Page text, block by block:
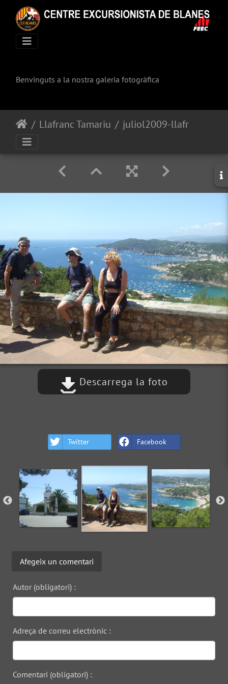
Benvinguts a la nostra galeria fotogràfica
Llafranc Tamariu
Descarrega la foto
Twitter Facebook
Afegeix un comentari
Autor (obligatori) :
Adreça de correu electrònic :
Comentari (obligatori) :